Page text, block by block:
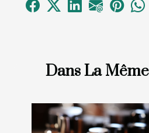
Dans La